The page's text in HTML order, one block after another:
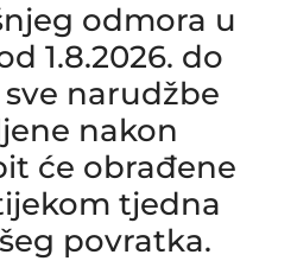
odmora u
1.8.2026. do
sve narudžbe
nakon
će obrađene
tjedna
povratka.